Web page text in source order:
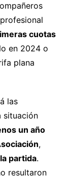
cuotas
en 2024 o
plana
las
situación
un año
,
partida.
resultaron